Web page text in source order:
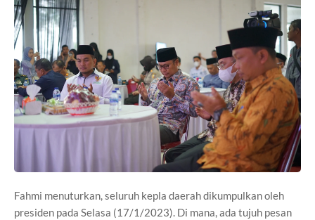
Fahmi menuturkan, seluruh kepla daerah dikumpulkan oleh
presiden pada Selasa (17/1/2023). Di mana, ada tujuh pesan